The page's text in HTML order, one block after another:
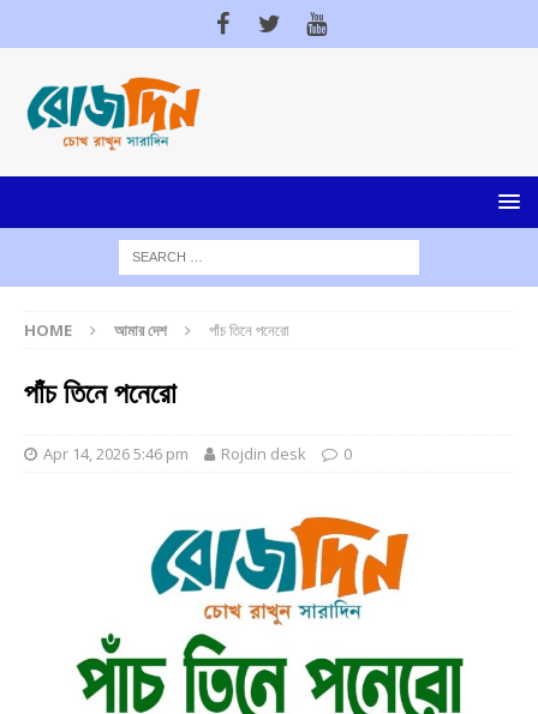
HOME আমার দেশ পাঁচ তিনে পনেরো
পাঁচ তিনে পনেরো
Apr 14, 2026 5:46 pm Rojdin desk 0